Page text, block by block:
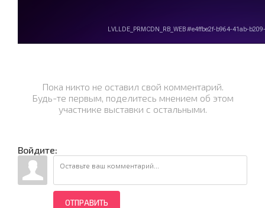
Пока никто не оставил свой комментарий.
Будь-те первым, поделитесь мнением об этом
участнике выставки с остальными.
Войдите:
ОТПРАВИТЬ